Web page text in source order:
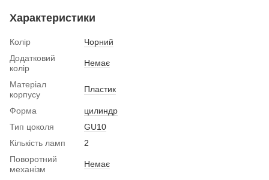
Характеристики
Колір
Чорний
Додатковий
колір
Немає
Матеріал
корпусу
Пластик
Форма
цилиндр
Тип цоколя
GU10
Кількість ламп
2
Поворотний
механізм
Немає